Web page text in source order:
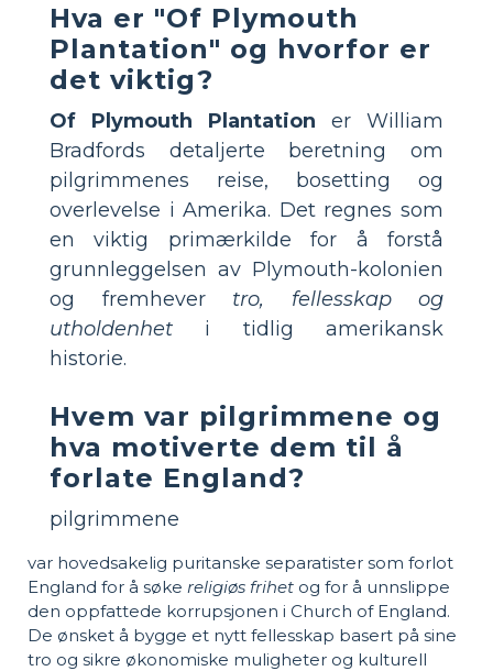
Hva er "Of Plymouth
Plantation" og hvorfor er
det viktig?
Of Plymouth Plantation er William
Bradfords detaljerte beretning om
pilgrimmenes reise, bosetting og
overlevelse i Amerika. Det regnes som
en viktig primærkilde for å forstå
grunnleggelsen av Plymouth-kolonien
og fremhever tro, fellesskap og
utholdenhet i tidlig amerikansk
historie.
Hvem var pilgrimmene og
hva motiverte dem til å
forlate England?
pilgrimmene
var hovedsakelig puritanske separatister som forlot
England for å søke religiøs frihet og for å unnslippe
den oppfattede korrupsjonen i Church of England.
De ønsket å bygge et nytt fellesskap basert på sine
tro og sikre økonomiske muligheter og kulturell